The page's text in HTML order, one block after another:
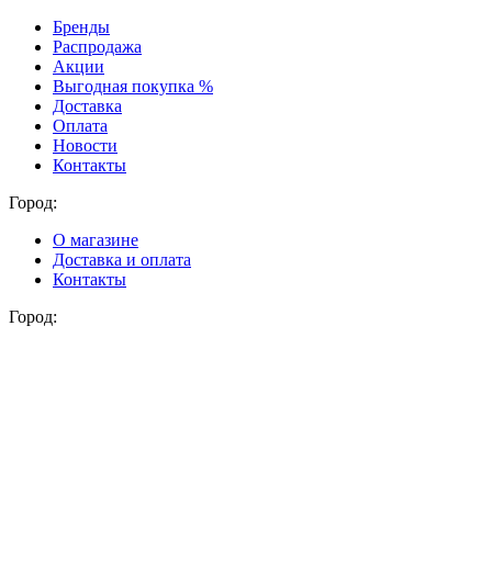
Бренды
Распродажа
Акции
Выгодная покупка %
Доставка
Оплата
Новости
Контакты
Город:
О магазине
Доставка и оплата
Контакты
Город: